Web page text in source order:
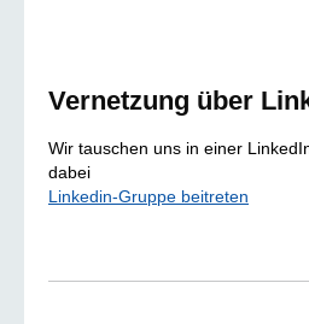
Vernetzung über
Wir tauschen uns in einer
dabei
Linkedin-Gruppe beitreten